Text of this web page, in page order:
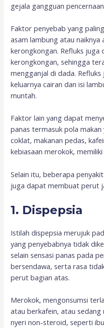
gejala gangguan
Faktor penyebab yang
asam lambung atau naiknya
kerongkongan. Refluks
kerongkongan, sehingga
mengganjal di dada.
keluarnya cairan dan isi
muntah.
Faktor lain yang dapat
panas termasuk pola
coklat, makanan pedas,
kebiasaan merokok,
Selain itu, beberapa
juga dapat membuat perut
1. Dispepsia
Istilah dispepsia merujuk
yang penyebabnya tidak
selain sensasi panas pada
bersendawa, serta rasa
perut bagian atas.
Merokok, mengonsumsi
atau berkafein, atau
nyeri non-steroid, seperti